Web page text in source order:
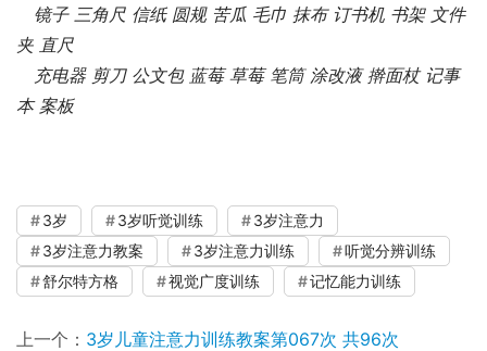
镜子 三角尺 信纸 圆规 苦瓜 毛巾 抹布 订书机 书架 文件
夹 直尺
充电器 剪刀 公文包 蓝莓 草莓 笔筒 涂改液 擀面杖 记事
本 案板
3岁 3岁听觉训练
3岁注意力
3岁注意力教案
3岁注意力训练
听觉分辨训练
舒尔特方格
视觉广度训练 记忆能力训练
上一个： 3岁儿童注意力训练教案第067次 共96次